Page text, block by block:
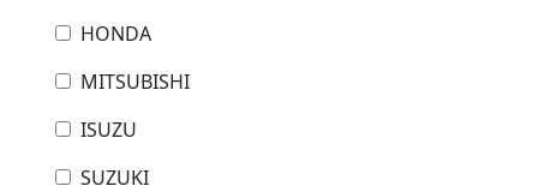
HONDA
MITSUBISHI
ISUZU
SUZUKI